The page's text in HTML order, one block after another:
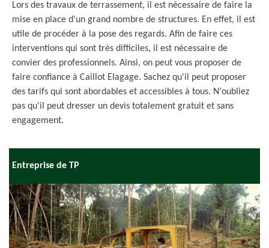
Lors des travaux de terrassement, il est nécessaire de faire la
mise en place d'un grand nombre de structures. En effet, il est
utile de procéder à la pose des regards. Afin de faire ces
interventions qui sont très difficiles, il est nécessaire de
convier des professionnels. Ainsi, on peut vous proposer de
faire confiance à Caillot Elagage. Sachez qu'il peut proposer
des tarifs qui sont abordables et accessibles à tous. N'oubliez
pas qu'il peut dresser un devis totalement gratuit et sans
engagement.
Entreprise de TP